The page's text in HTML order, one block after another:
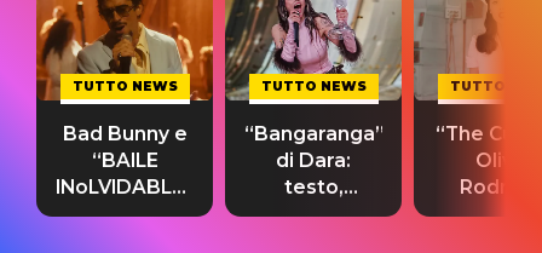
TUTTO NEWS
Bad Bunny e
“BAILE
INoLVIDABLE”:
testo,
TUTTO NEWS
“Bangaranga”
di Dara:
testo,
traduzione e
TUTTO
“The
Olivia
testo,